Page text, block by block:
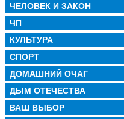
ЧЕЛОВЕК И ЗАКОН
ЧП
КУЛЬТУРА
СПОРТ
ДОМАШНИЙ ОЧАГ
ДЫМ ОТЕЧЕСТВА
ВАШ ВЫБОР